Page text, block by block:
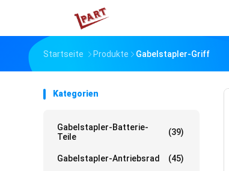
Startseite Produkte Gabelstapler-Griff
Kategorien
Gabelstapler-Batterie-
Teile
(39)
Gabelstapler-Antriebsrad (45)